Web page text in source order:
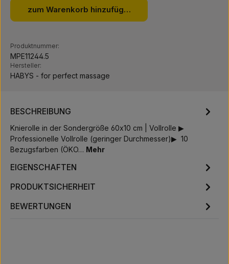
zum Warenkorb hinzufügen
Produktnummer:
MPE11244.5
Hersteller:
HABYS - for perfect massage
BESCHREIBUNG
Knierolle in der Sondergröße 60x10 cm | Vollrolle ▶
Professionelle Vollrolle (geringer Durchmesser)▶ 10
Bezugsfarben (ÖKO… Mehr
EIGENSCHAFTEN
PRODUKTSICHERHEIT
BEWERTUNGEN